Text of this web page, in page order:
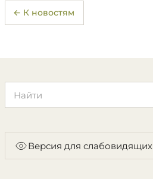
← К новостям
Версия для слабовидящих